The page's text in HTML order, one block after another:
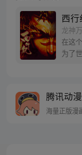
西行
龙神
在这
为了
辞万
寻回
腾讯动
海量正版漫